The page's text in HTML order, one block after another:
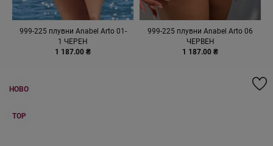
999-225 плувни Anabel Arto 01-
1 ЧЕРЕН
1 187.00 ₴
999-225 плувни Anabel Arto 06
ЧЕРВЕН
1 187.00 ₴
НОВО
TOP